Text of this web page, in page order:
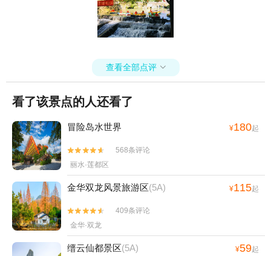
文化园+浙江东阳市艺术紫檀博物馆+竹海滑
道+横店圆明新园·夏苑+圆明新园（秋苑）
美地+横店梦泉谷+诗人小镇+金鸡岩景区+渔
歌小镇花之港+义乌花间乐园+义乌小六石户
外游乐园+义乌威尼斯水城+浙江横店热气球
自由飞行+义乌翼动蹦床公园+龙溪生态游乐
线+武义温泉度假区+金华万泰海立方海洋公
园+月牙谷+九峰牧场+武义阳光温泉浴吧+金
华梦境自然博物馆+义乌西海龙山+武义大斗
山飞行营地+璟园汤温泉馆+喻斯生态旅游区
+棕榈湾+中国横店滑翔伞基地(横店店)+熊猫
猪猪两头乌国际牧场+义乌趣玩谷+浦江鱼泡
泡多彩田园营地+横店木润木故事屋+金华北
山航空飞行营地+金华科技馆+永康西山景区
+东阳木雕小镇+横店固定翼体验+义乌乐园
查看全部点评 
看了该景点的人还看了
冒险岛水世界 ¥180起


568条评论
丽水·莲都区
金华双龙风景旅游区(5A) ¥115起


409条评论
金华·双龙
缙云仙都景区(5A) ¥59起